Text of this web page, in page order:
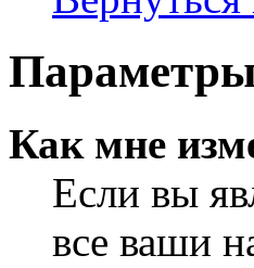
Параметры
Как мне
Если вы
все ваши